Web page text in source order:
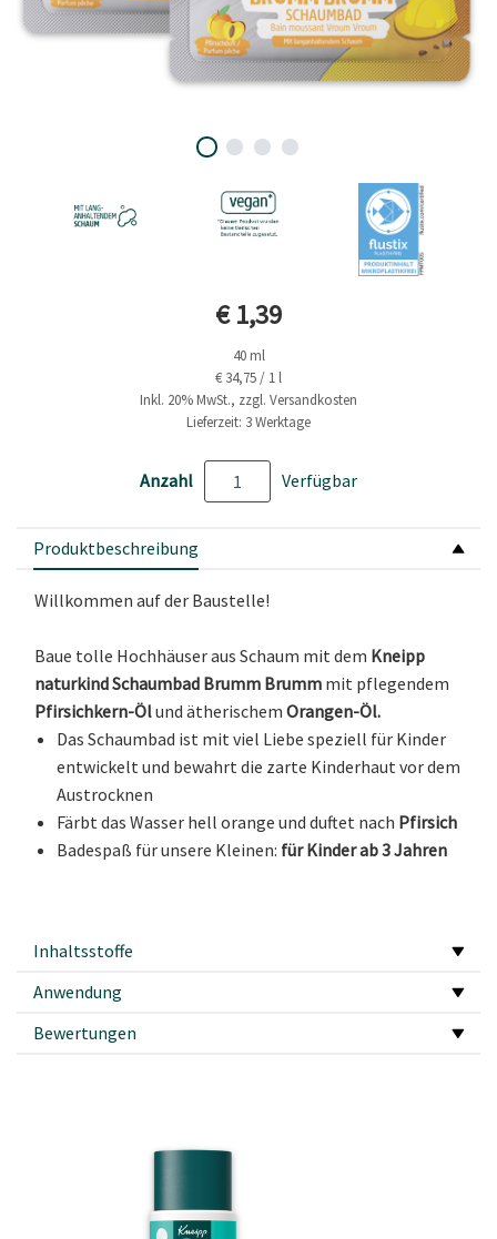
Aktueller Preis
€ 1,39
40 ml
€ 34,75 / 1 l
Inkl. 20% MwSt., zzgl. Versandkosten
Lieferzeit: 3 Werktage
Anzahl Verfügbar
Produktbeschreibung
Willkommen auf der Baustelle!
Baue tolle Hochhäuser aus Schaum mit dem Kneipp
naturkind Schaumbad Brumm Brumm mit pflegendem
Pfirsichkern-Ölund ätherischem Orangen-Öl.
Das Schaumbad ist mit viel Liebe speziell für Kinder
entwickelt und bewahrt die zarte Kinderhaut vor dem
Austrocknen
Färbt das Wasser hell orange und duftet nach Pfirsich
Badespaß für unsere Kleinen: für Kinder ab 3 Jahren
Inhaltsstoffe
Anwendung
Bewertungen